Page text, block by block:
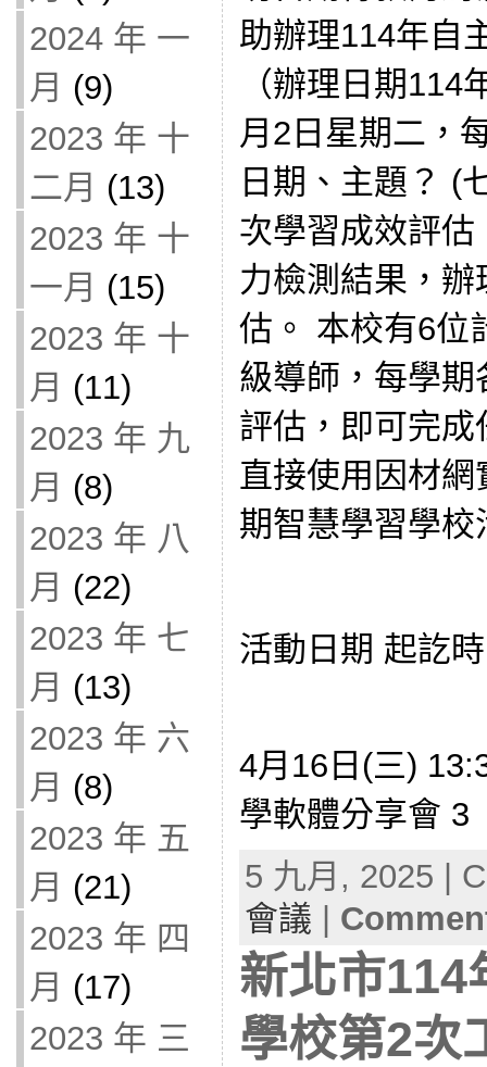
2024 年 一
月 (9)
2023 年 十
二月 (13)
2023 年 十
一月 (15)
2023 年 十
月 (11)
2023 年 九
月 (8)
2023 年 八
月 (22)
2023 年 七
月 (13)
2023 年 六
月 (8)
2023 年 五
月 (21)
2023 年 四
月 (17)
2023 年 三
助辦理114年自
（辦理日期114
月2日星期二，
日期、主題？ (
次學習成效評
力檢測結果，
估。 本校有6位
級導師，每學
評估，即可完
直接使用因材
期智慧學習學校
活動日期 起訖
4月16日(三)
學軟體分享會 3
5 九月, 2025 |
會議
新北市114
學校第2次